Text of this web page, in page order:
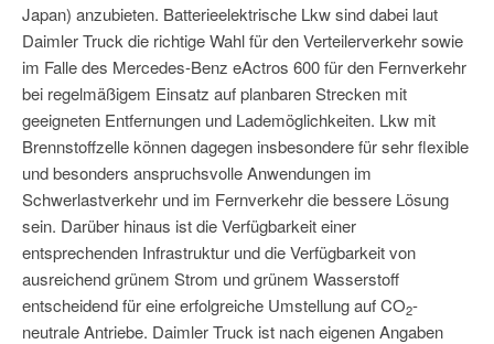
Japan) anzubieten. Batterieelektrische Lkw sind dabei laut
Daimler Truck die richtige Wahl für den Verteilerverkehr sowie
im Falle des Mercedes-Benz eActros 600 für den Fernverkehr
bei regelmäßigem Einsatz auf planbaren Strecken mit
geeigneten Entfernungen und Lademöglichkeiten. Lkw mit
Brennstoffzelle können dagegen insbesondere für sehr flexible
und besonders anspruchsvolle Anwendungen im
Schwerlastverkehr und im Fernverkehr die bessere Lösung
sein. Darüber hinaus ist die Verfügbarkeit einer
entsprechenden Infrastruktur und die Verfügbarkeit von
ausreichend grünem Strom und grünem Wasserstoff
entscheidend für eine erfolgreiche Umstellung auf CO2-
neutrale Antriebe. Daimler Truck ist nach eigenen Angaben